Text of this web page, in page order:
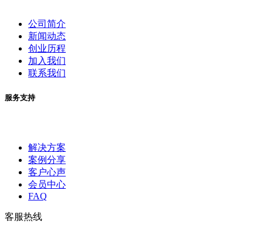
公司简介
新闻动态
创业历程
加入我们
联系我们
服务支持
解决方案
案例分享
客户心声
会员中心
FAQ
客服热线